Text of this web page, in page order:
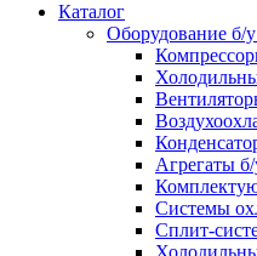
Каталог
Оборудование б/у
Агрегаты
Системы
Сплит-